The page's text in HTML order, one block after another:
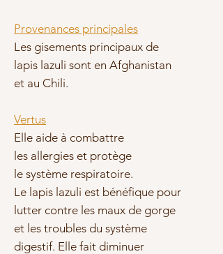
Provenances principales
Les gisements principaux de
lapis lazuli sont en Afghanistan
et au Chili.
Vertus
Elle aide à combattre
les allergies et protège
le système respiratoire.
Le lapis lazuli est bénéfique pour
lutter contre les maux de gorge
et les troubles du système
digestif. Elle fait diminuer